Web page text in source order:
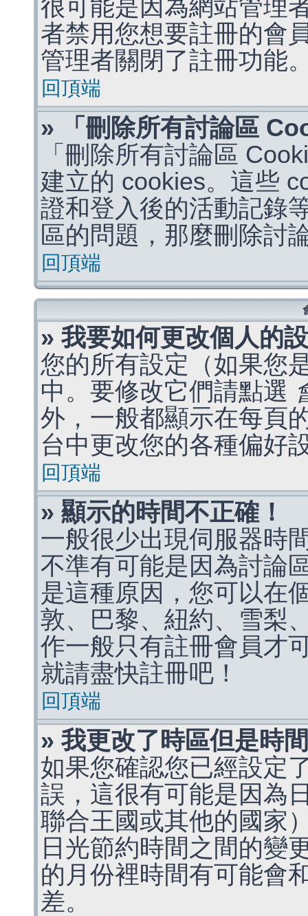
很可能是因為網站管理
者禁用您想要註冊的會
管理者關閉了註冊功能
回頂端
» 「刪除所有討論區
「刪除所有討論區
建立的 cookies。這些
證和登入後的活動記錄
區的問題，那麼刪除討
回頂端
» 我要如何更改個人的
您的所有設定（如果您
中。要修改它們請點選
外，一般都顯示在每頁
台中更改您的各種偏好
回頂端
» 顯示的時間不正確！
一般很少出現伺服器時
不準有可能是因為討論
是這種原因，您可以在
敦、巴黎、紐約、雪梨
作一般只有註冊會員才
就請盡快註冊吧！
回頂端
» 我更改了時區但是時
如果您確認您已經設定
誤，這很有可能是因為
聯合王國或其他的國家
日光節約時間之間的變
的月份裡時間有可能會
差。